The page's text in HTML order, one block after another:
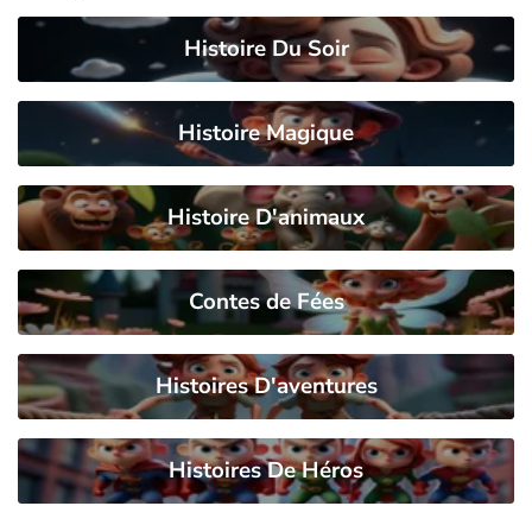
Histoire Du Soir
Histoire Magique
Histoire D'animaux
Contes de Fées
Histoires D'aventures
Histoires De Héros